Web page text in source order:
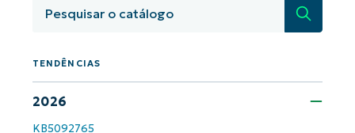
TENDÊNCIAS
2026
KB5092765